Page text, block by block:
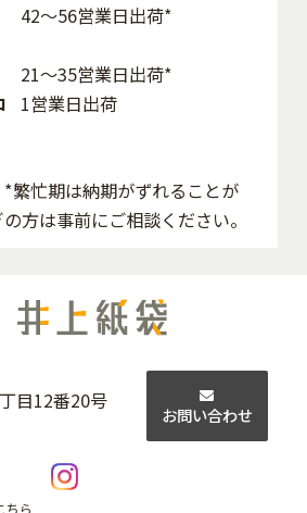
42〜56営業日出荷*
21～35営業日出荷*
1営業日出荷
繁忙期は納期がずれることが
方は事前にご相談ください。
目12番20号
お問い合わせ
ちら